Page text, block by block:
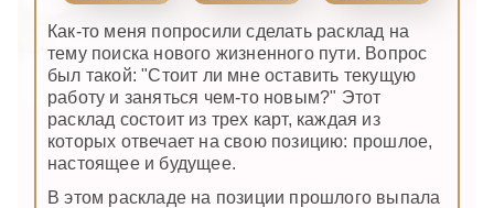
Как-то меня попросили сделать расклад на
тему поиска нового жизненного пути. Вопрос
был такой: "Стоит ли мне оставить текущую
работу и заняться чем-то новым?" Этот
расклад состоит из трех карт, каждая из
которых отвечает на свою позицию: прошлое,
настоящее и будущее.
В этом раскладе на позиции прошлого выпала